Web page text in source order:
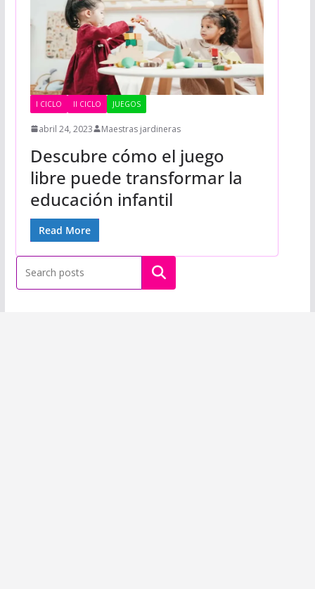
I CICLO II CICLO JUEGOS
abril 24, 2023 Maestras jardineras
Descubre cómo el juego
libre puede transformar la
educación infantil
Read More
Buscar